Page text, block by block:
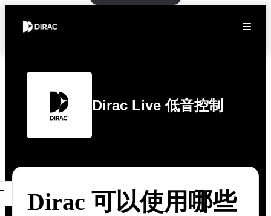
Dirac Live 低音控制
Dirac 可以使用哪些